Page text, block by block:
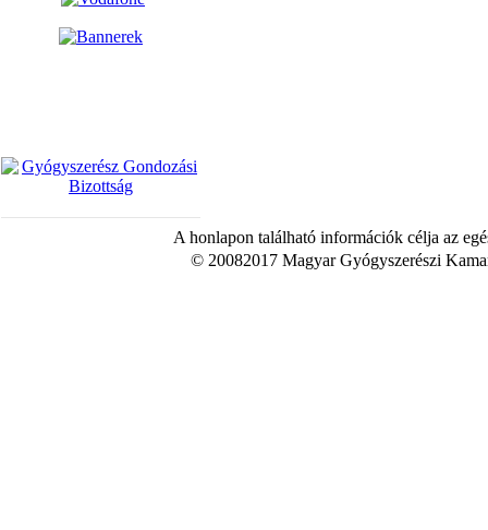
A honlapon található információk célja az
© 20082017 Magyar Gyógyszerészi